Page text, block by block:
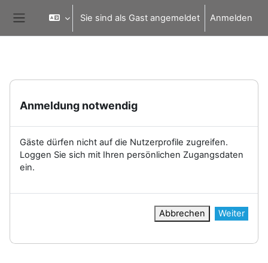
Website-Übersicht
Sie sind als Gast angemeldet Anmelden
Anmeldung notwendig
Gäste dürfen nicht auf die Nutzerprofile zugreifen.
Loggen Sie sich mit Ihren persönlichen Zugangsdaten
ein.
Abbrechen Weiter